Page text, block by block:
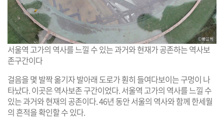
서울역 고가의 역사를 느낄 수 있는 과거와 현재가 공존하는 역사보
존구간이다
걸음을 몇 발짝 옮기자 발아래 도로가 훤히 들여다보이는 구멍이 나
타났다. 이곳은 역사보존 구간이었다. 서울역 고가의 역사를 느낄 수
있는 과거와 현재의 공존이다. 46년 동안 서울의 역사와 함께 한세월
의 흔적을 확인할 수 있다.